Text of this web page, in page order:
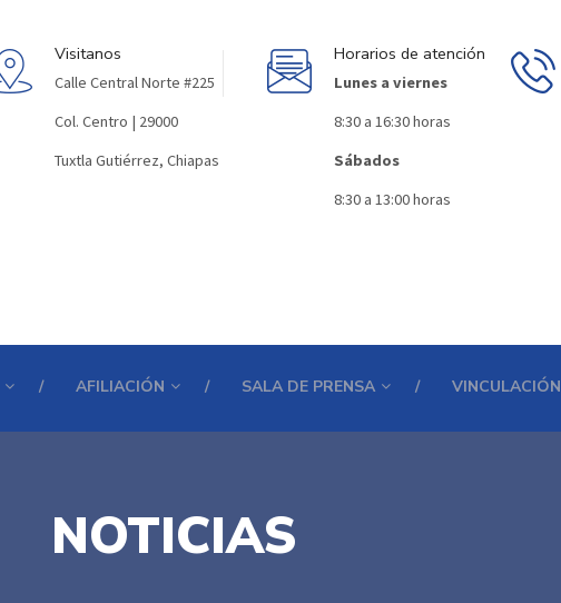
Visitanos
Calle Central Norte #225
Col. Centro | 29000
Tuxtla Gutiérrez, Chiapas
Horarios de atención
Lunes a viernes
8:30 a 16:30 horas
Sábados
8:30 a 13:00 horas
AFILIACIÓN SALA DE PRENSA VINCULACIÓN
NOTICIAS